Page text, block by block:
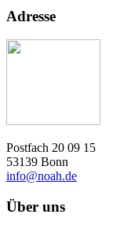
Adresse
Postfach 20 09 15
53139 Bonn
info@noah.de
Über uns